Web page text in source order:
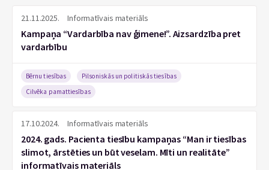
21.11.2025. Informatīvais materiāls
Kampaņa “Vardarbība nav ģimene!”. Aizsardzība pret
vardarbību
Bērnu tiesības
Pilsoniskās un politiskās tiesības
Cilvēka pamattiesības
17.10.2024. Informatīvais materiāls
2024. gads. Pacienta tiesību kampaņas “Man ir tiesības
slimot, ārstēties un būt veselam. Mīti un realitāte”
informatīvais materiāls